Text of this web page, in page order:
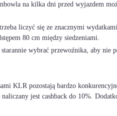
na kilka dni przed wyjazdem
liczyć się ze znacznymi
80 cm między siedzeniami.
wybrać przewoźnika, aby nie
KLR pozostają bardzo
jest cashback do 10%.